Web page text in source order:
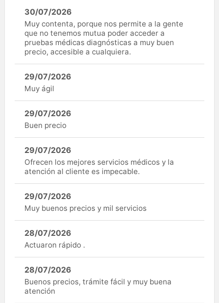
30/07/2026
Muy contenta, porque nos permite a la gente
que no tenemos mutua poder acceder a
pruebas médicas diagnósticas a muy buen
precio, accesible a cualquiera.
29/07/2026
Muy ágil
29/07/2026
Buen precio
29/07/2026
Ofrecen los mejores servicios médicos y la
atención al cliente es impecable.
29/07/2026
Muy buenos precios y mil servicios
28/07/2026
Actuaron rápido .
28/07/2026
Buenos precios, trámite fácil y muy buena
atención